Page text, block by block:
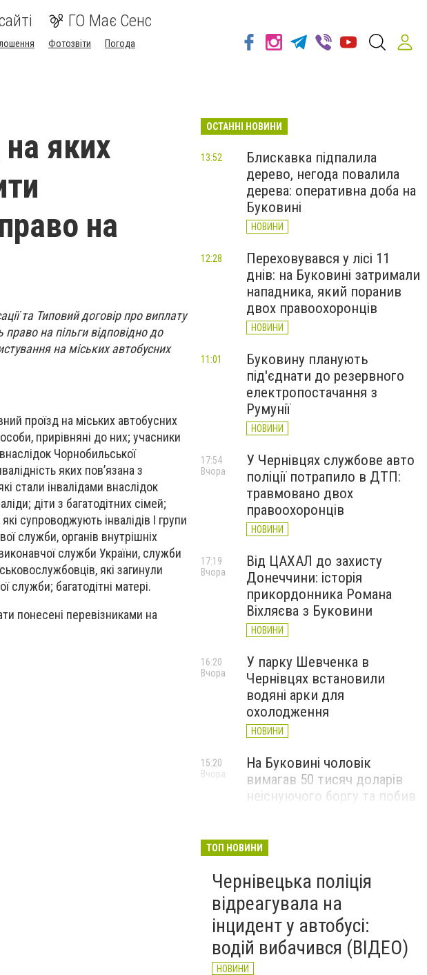
ГО Має Сенс
Фотозвіти
Погода
яких
на
та Типовий договір про виплату
на пільги відповідно до
на міських автобусних
проїзд на міських автобусних
прирівняні до них; учасники
Чорнобильської
яких пов’язана з
стали інвалідами внаслідок
діти з багатодітних сімей;
супроводжують інвалідів І групи
служби, органів внутрішніх
служби України, служби
які загинули
багатодітні матері.
понесені перевізниками на
ОСТАННІ НОВИНИ
Блискавка підпалила
дерево, негода повалила
дерева: оперативна доба на
Буковині
НОВИНИ
13:52
Переховувався у лісі 11
днів: на Буковині затримали
нападника, який поранив
двох правоохоронців
НОВИНИ
12:28
Буковину планують
під'єднати до резервного
електропостачання з
Румунії
НОВИНИ
11:01
У Чернівцях службове авто
поліції потрапило в ДТП:
травмовано двох
правоохоронців
НОВИНИ
17:54
Вчора
Від ЦАХАЛ до захисту
Донеччини: історія
прикордонника Романа
Віхляєва з Буковини
НОВИНИ
17:19
Вчора
У парку Шевченка в
Чернівцях встановили
водяні арки для
охолодження
НОВИНИ
16:20
Вчора
На Буковині чоловік
вимагав 50 тисяч доларів
неіснуючого боргу та побив
15:20
Вчора
повалене дерево і
порятунок собаки: як
минула доба для
рятувальників Буковини
НОВИНИ
Вчора
ТОП НОВИНИ
Чернівецька поліція
відреагувала на
інцидент у автобусі:
водій вибачився (ВІДЕО)
НОВИНИ